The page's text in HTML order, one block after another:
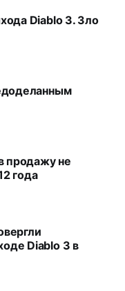
Diablo 3. Зло
продажу не
года
Diablo 3 в